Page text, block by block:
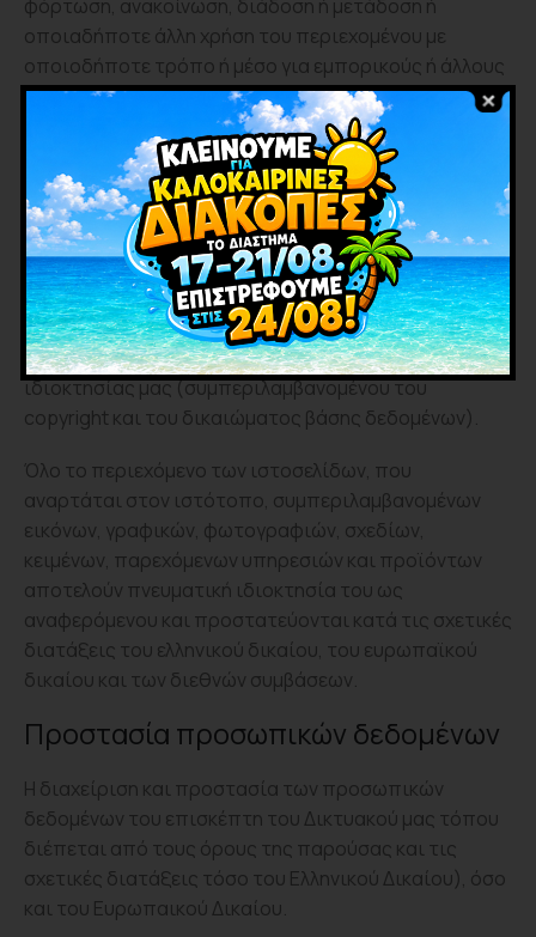
φόρτωση, ανακοίνωση, διάδοση ή μετάδοση ή
οποιαδήποτε άλλη χρήση του περιεχομένου με
οποιοδήποτε τρόπο ή μέσο για εμπορικούς ή άλλους
σκοπούς επιτρέπεται μόνο κατόπιν προηγούμενης
γραπτής άδειας της Εταιρείας. Η εμφάνιση του ως
άνω περιεχομένου στην Ιστοσελίδα δεν δύναται καθ’
οιονδήποτε τρόπο να εκληφθεί ως μεταβίβαση ή
εκχώρηση άδειας ή δικαιώματος χρήσης
οποιουδήποτε εκ των ανωτέρω στοιχείων.
Οποιαδήποτε παράνομη χρήση ή οποιαδήποτε από
τις ανωτέρω ενέργειες ή συμπεριφορές θα
αποτελούν κατάχρηση των δικαιωμάτων πνευματικής
ιδιοκτησίας μας (συμπεριλαμβανομένου του
copyright και του δικαιώματος βάσης δεδομένων).
Όλο το περιεχόμενο των ιστοσελίδων, που
αναρτάται στον ιστότοπο, συμπεριλαμβανομένων
εικόνων, γραφικών, φωτογραφιών, σχεδίων,
κειμένων, παρεχόμενων υπηρεσιών και προϊόντων
αποτελούν πνευματική ιδιοκτησία του ως
αναφερόμενου και προστατεύονται κατά τις σχετικές
διατάξεις του ελληνικού δικαίου, του ευρωπαϊκού
δικαίου και των διεθνών συμβάσεων.
Προστασία προσωπικών δεδομένων
Η διαχείριση και προστασία των προσωπικών
δεδομένων του επισκέπτη του Δικτυακού μας τόπου
διέπεται από τους όρους της παρούσας και τις
σχετικές διατάξεις τόσο του Ελληνικού Δικαίου), όσο
και του Ευρωπαικού Δικαίου.